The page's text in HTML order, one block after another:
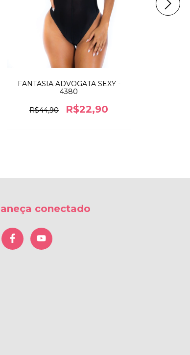
FANTASIA ADVOGATA SEXY -
4380
R$44,90 R$22,90
conectado